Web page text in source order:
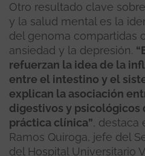
Otro resultado clave
y la salud mental es la
del genoma compartidas
ansiedad y la depresión.
refuerzan la idea de la
entre el intestino y el
explican la asociación
digestivos y psicológicos
práctica clínica”, destaca
Ramos Quiroga, jefe del
del Hospital Universitario